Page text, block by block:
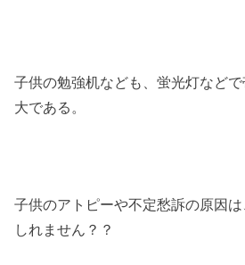
子供の勉強机なども、蛍光灯など
大である。
子供のアトピーや不定愁訴の原因
しれません？？